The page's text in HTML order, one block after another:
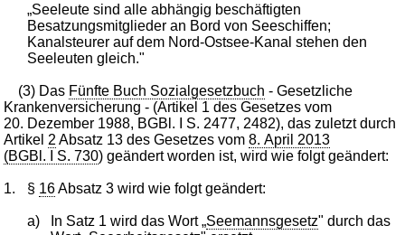
„Seeleute sind alle abhängig beschäftigten
Besatzungsmitglieder an Bord von Seeschiffen;
Kanalsteurer auf dem Nord-Ostsee-Kanal stehen den
Seeleuten gleich."
(3) Das Fünfte Buch Sozialgesetzbuch - Gesetzliche
Krankenversicherung - (Artikel 1 des Gesetzes vom
20. Dezember 1988, BGBl. I S. 2477, 2482), das zuletzt durch
Artikel 2 Absatz 13 des Gesetzes vom8. April 2013
(BGBl. I S. 730) geändert worden ist, wird wie folgt geändert:
1. § 16Absatz 3 wird wie folgt geändert:
a) In Satz 1 wird das Wort „Seemannsgesetz" durch das